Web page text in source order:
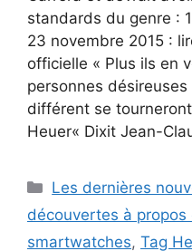
standards du genre :
23 novembre 2015 :
officielle « Plus ils en
personnes
différent se
Heuer« Dixit Jean-
Catégories
Les dernières
découvertes à propos
smartwatches, Tag